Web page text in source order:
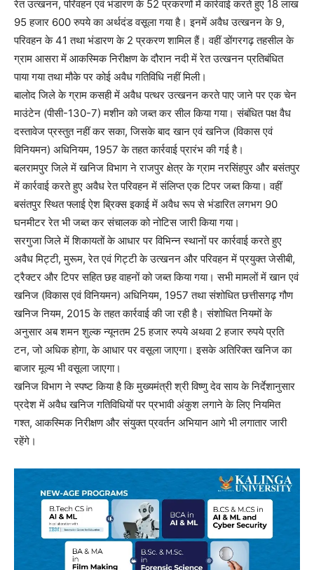
रेत उत्खनन, परिवहन एवं भंडारण के 52 प्रकरणों में कार्रवाई करते हुए 18 लाख
95 हजार 600 रुपये का अर्थदंड वसूला गया है। इनमें अवैध उत्खनन के 9,
परिवहन के 41 तथा भंडारण के 2 प्रकरण शामिल हैं। वहीं डोंगरगढ़ तहसील के
ग्राम आसरा में आकस्मिक निरीक्षण के दौरान नदी में रेत उत्खनन प्रतिबंधित
पाया गया तथा मौके पर कोई अवैध गतिविधि नहीं मिली।
बालोद जिले के ग्राम कसही में अवैध पत्थर उत्खनन करते पाए जाने पर एक चेन
माउंटेन (पीसी-130-7) मशीन को जब्त कर सील किया गया। संबंधित पक्ष वैध
दस्तावेज प्रस्तुत नहीं कर सका, जिसके बाद खान एवं खनिज (विकास एवं
विनियमन) अधिनियम, 1957 के तहत कार्रवाई प्रारंभ की गई है।
बलरामपुर जिले में खनिज विभाग ने राजपुर क्षेत्र के ग्राम नरसिंहपुर और बसंतपुर
में कार्रवाई करते हुए अवैध रेत परिवहन में संलिप्त एक टिपर जब्त किया। वहीं
बसंतपुर स्थित फ्लाई ऐश ब्रिक्स इकाई में अवैध रूप से भंडारित लगभग 90
घनमीटर रेत भी जब्त कर संचालक को नोटिस जारी किया गया।
सरगुजा जिले में शिकायतों के आधार पर विभिन्न स्थानों पर कार्रवाई करते हुए
अवैध मिट्टी, मुरूम, रेत एवं गिट्टी के उत्खनन और परिवहन में प्रयुक्त जेसीबी,
ट्रैक्टर और टिपर सहित छह वाहनों को जब्त किया गया। सभी मामलों में खान एवं
खनिज (विकास एवं विनियमन) अधिनियम, 1957 तथा संशोधित छत्तीसगढ़ गौण
खनिज नियम, 2015 के तहत कार्रवाई की जा रही है। संशोधित नियमों के
अनुसार अब शमन शुल्क न्यूनतम 25 हजार रुपये अथवा 2 हजार रुपये प्रति
टन, जो अधिक होगा, के आधार पर वसूला जाएगा। इसके अतिरिक्त खनिज का
बाजार मूल्य भी वसूला जाएगा।
खनिज विभाग ने स्पष्ट किया है कि मुख्यमंत्री श्री विष्णु देव साय के निर्देशानुसार
प्रदेश में अवैध खनिज गतिविधियों पर प्रभावी अंकुश लगाने के लिए नियमित
गश्त, आकस्मिक निरीक्षण और संयुक्त प्रवर्तन अभियान आगे भी लगातार जारी
रहेंगे।